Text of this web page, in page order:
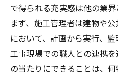
施工管理の魅力を多角
れの側面
あなたの成長を実感で
でのキャリアアップ
で得られる充実感は他の業界
まず、施工管理者は建物や
において、計画から実行、監
工事現場での職人との連携
の当たりにできることは、